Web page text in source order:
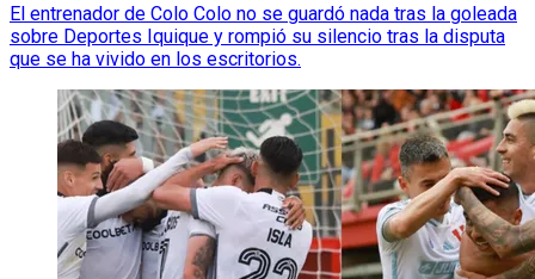
El entrenador de Colo Colo no se guardó nada tras la goleada
sobre Deportes Iquique y rompió su silencio tras la disputa
que se ha vivido en los escritorios.